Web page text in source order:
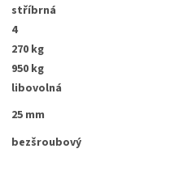
stříbrná
4
270 kg
950 kg
libovolná
25 mm
bezšroubový